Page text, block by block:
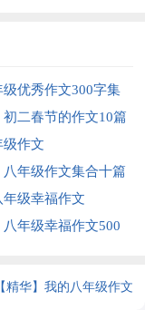
优秀作文300字集
初二春节的作文10篇
级作文
八年级作文集合十篇
年级幸福作文
八年级幸福作文500
【精华】我的八年级作文